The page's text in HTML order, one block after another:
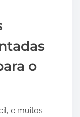
o
e muitos